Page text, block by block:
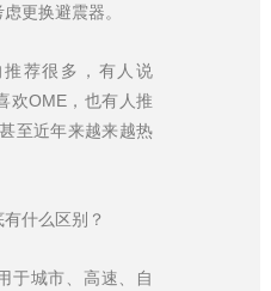
更换避震器。
荐很多，有人说
欢OME，也有人推
至近年来越来越热
什么区别？
于城市、高速、自